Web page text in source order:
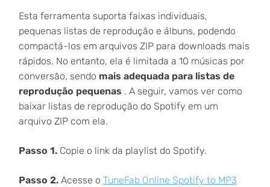
Esta ferramenta suporta faixas individuais,
pequenas listas de reprodução e álbuns, podendo
compactá-los em arquivos ZIP para downloads mais
rápidos. No entanto, ela é limitada a 10 músicas por
conversão, sendo mais adequada para listas de
reprodução pequenas . A seguir, vamos ver como
baixar listas de reprodução do Spotify em um
arquivo ZIP com ela.
Passo 1.Copie o link da playlist do Spotify.
Passo 2.Acesse o TuneFab Online Spotify to MP3